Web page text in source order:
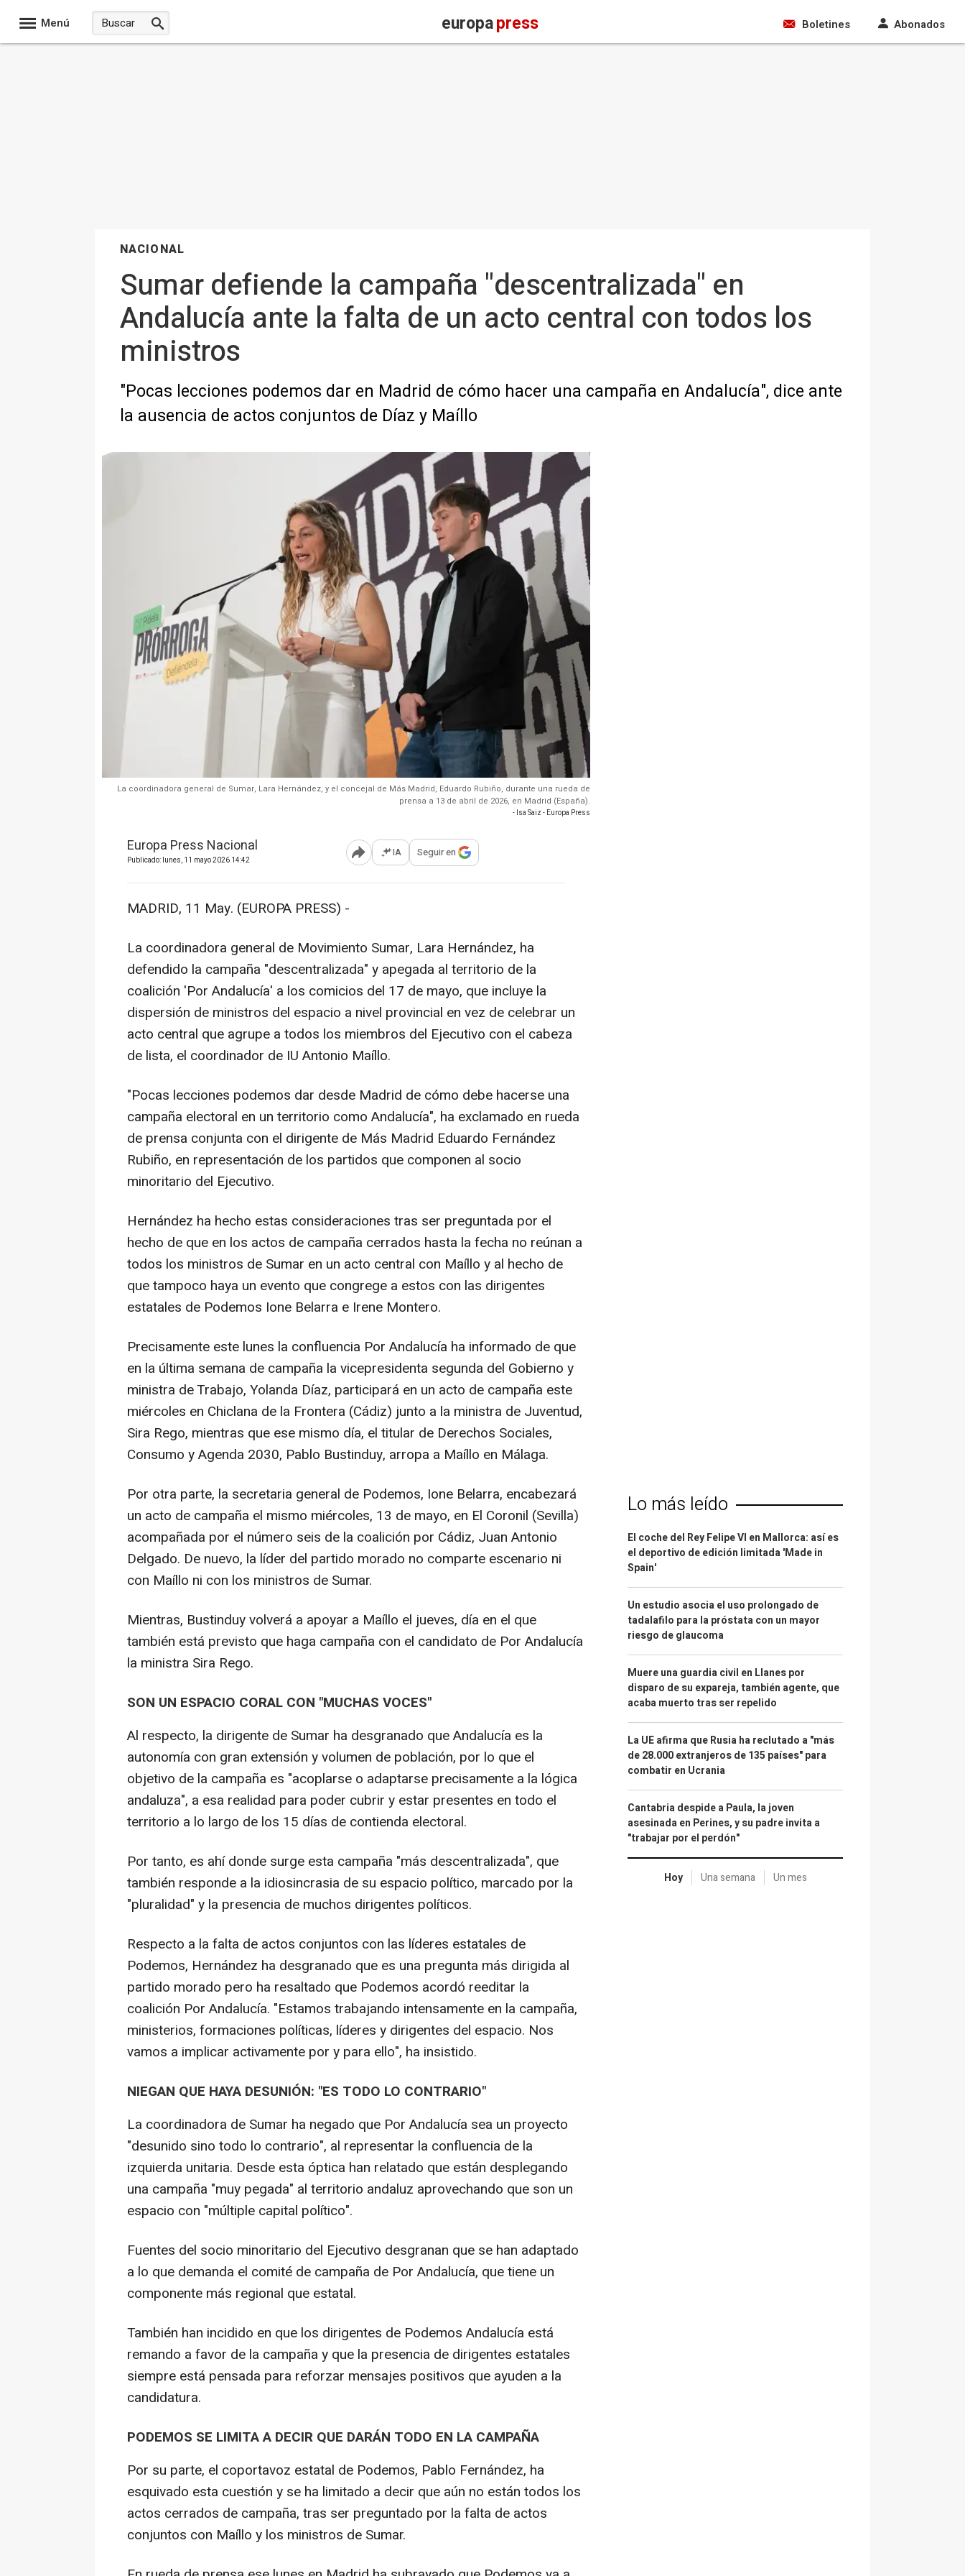
Menú europapress Boletines Abonados
NACIONAL
Sumar defiende la campaña "descentralizada" en
Andalucía ante la falta de un acto central con todos los
ministros
"Pocas lecciones podemos dar en Madrid de cómo hacer una campaña en Andalucía", dice ante
la ausencia de actos conjuntos de Díaz y Maíllo
La coordinadora general de Sumar, Lara Hernández, y el concejal de Más Madrid, Eduardo Rubiño, durante una rueda de
prensa a 13 de abril de 2026, en Madrid (España).
- Isa Saiz - Europa Press
Europa Press Nacional
Publicado: lunes, 11 mayo 2026 14:42 Abrir opciones para compartir
IA Seguir en
MADRID, 11 May. (EUROPA PRESS) -
La coordinadora general de Movimiento Sumar, Lara Hernández, ha
defendido la campaña "descentralizada" y apegada al territorio de la
coalición 'Por Andalucía' a los comicios del 17 de mayo, que incluye la
dispersión de ministros del espacio a nivel provincial en vez de celebrar un
acto central que agrupe a todos los miembros del Ejecutivo con el cabeza
de lista, el coordinador de IU Antonio Maíllo.
"Pocas lecciones podemos dar desde Madrid de cómo debe hacerse una
campaña electoral en un territorio como Andalucía", ha exclamado en rueda
de prensa conjunta con el dirigente de Más Madrid Eduardo Fernández
Rubiño, en representación de los partidos que componen al socio
minoritario del Ejecutivo.
Hernández ha hecho estas consideraciones tras ser preguntada por el
hecho de que en los actos de campaña cerrados hasta la fecha no reúnan a
todos los ministros de Sumar en un acto central con Maíllo y al hecho de
que tampoco haya un evento que congrege a estos con las dirigentes
estatales de Podemos Ione Belarra e Irene Montero.
Precisamente este lunes la confluencia Por Andalucía ha informado de que
en la última semana de campaña la vicepresidenta segunda del Gobierno y
ministra de Trabajo, Yolanda Díaz, participará en un acto de campaña este
miércoles en Chiclana de la Frontera (Cádiz) junto a la ministra de Juventud,
Sira Rego, mientras que ese mismo día, el titular de Derechos Sociales,
Consumo y Agenda 2030, Pablo Bustinduy, arropa a Maíllo en Málaga.
Por otra parte, la secretaria general de Podemos, Ione Belarra, encabezará
un acto de campaña el mismo miércoles, 13 de mayo, en El Coronil (Sevilla)
acompañada por el número seis de la coalición por Cádiz, Juan Antonio
Delgado. De nuevo, la líder del partido morado no comparte escenario ni
con Maíllo ni con los ministros de Sumar.
Mientras, Bustinduy volverá a apoyar a Maíllo el jueves, día en el que
también está previsto que haga campaña con el candidato de Por Andalucía
la ministra Sira Rego.
SON UN ESPACIO CORAL CON "MUCHAS VOCES"
Al respecto, la dirigente de Sumar ha desgranado que Andalucía es la
autonomía con gran extensión y volumen de población, por lo que el
objetivo de la campaña es "acoplarse o adaptarse precisamente a la lógica
andaluza", a esa realidad para poder cubrir y estar presentes en todo el
territorio a lo largo de los 15 días de contienda electoral.
Por tanto, es ahí donde surge esta campaña "más descentralizada", que
también responde a la idiosincrasia de su espacio político, marcado por la
"pluralidad" y la presencia de muchos dirigentes políticos.
Respecto a la falta de actos conjuntos con las líderes estatales de
Podemos, Hernández ha desgranado que es una pregunta más dirigida al
partido morado pero ha resaltado que Podemos acordó reeditar la
coalición Por Andalucía. "Estamos trabajando intensamente en la campaña,
ministerios, formaciones políticas, líderes y dirigentes del espacio. Nos
vamos a implicar activamente por y para ello", ha insistido.
NIEGAN QUE HAYA DESUNIÓN: "ES TODO LO CONTRARIO"
La coordinadora de Sumar ha negado que Por Andalucía sea un proyecto
"desunido sino todo lo contrario", al representar la confluencia de la
izquierda unitaria. Desde esta óptica han relatado que están desplegando
una campaña "muy pegada" al territorio andaluz aprovechando que son un
espacio con "múltiple capital político".
Fuentes del socio minoritario del Ejecutivo desgranan que se han adaptado
a lo que demanda el comité de campaña de Por Andalucía, que tiene un
componente más regional que estatal.
También han incidido en que los dirigentes de Podemos Andalucía está
remando a favor de la campaña y que la presencia de dirigentes estatales
siempre está pensada para reforzar mensajes positivos que ayuden a la
candidatura.
PODEMOS SE LIMITA A DECIR QUE DARÁN TODO EN LA CAMPAÑA
Por su parte, el coportavoz estatal de Podemos, Pablo Fernández, ha
esquivado esta cuestión y se ha limitado a decir que aún no están todos los
actos cerrados de campaña, tras ser preguntado por la falta de actos
conjuntos con Maíllo y los ministros de Sumar.
Lo más leído
El coche del Rey Felipe VI en Mallorca: así es
el deportivo de edición limitada 'Made in
Spain'
Un estudio asocia el uso prolongado de
tadalafilo para la próstata con un mayor
riesgo de glaucoma
Muere una guardia civil en Llanes por
disparo de su expareja, también agente, que
acaba muerto tras ser repelido
La UE afirma que Rusia ha reclutado a "más
de 28.000 extranjeros de 135 países" para
combatir en Ucrania
Cantabria despide a Paula, la joven
asesinada en Perines, y su padre invita a
"trabajar por el perdón"
Hoy Una semana Un mes